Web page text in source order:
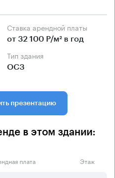
Ставка арендной платы
от 32 100 Р/м² в год
Тип здания
ОСЗ
презентацию
в этом здании:
плата Этаж